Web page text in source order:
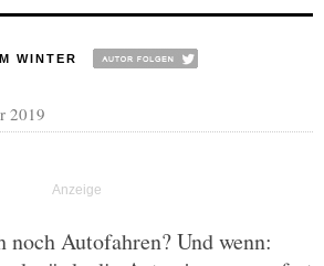
WINTER
2019
Autofahren? Und wenn: